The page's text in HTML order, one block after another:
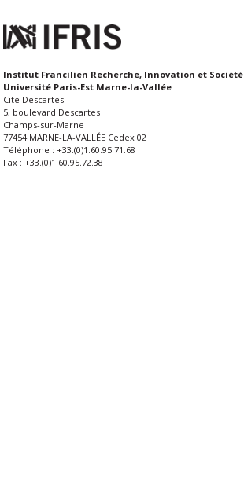
Institut Francilien Recherche, Innovation et Société
Université Paris-Est Marne-la-Vallée
Cité Descartes
5, boulevard Descartes
Champs-sur-Marne
77454 MARNE-LA-VALLÉE Cedex 02
Téléphone : +33.(0)1.60.95.71.68
Fax : +33.(0)1.60.95.72.38